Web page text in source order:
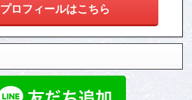
プロフィールはこちら